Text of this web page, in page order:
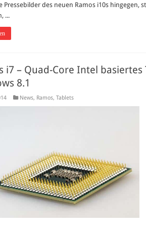
Pressebilder des neuen Ramos i10s hingegen,
...
i7 – Quad-Core Intel
8.1
News, Ramos, Tablets